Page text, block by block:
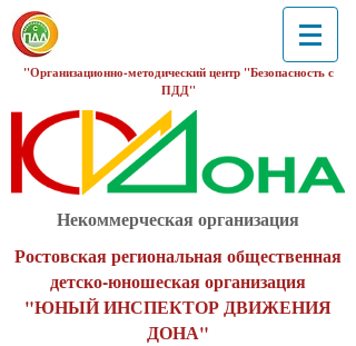
"Организационно-методический центр "Безопасность с
ПДД"
Некоммерческая организация
Ростовская региональная общественная
детско-юношеская организация
"ЮНЫЙ ИНСПЕКТОР ДВИЖЕНИЯ
ДОНА"